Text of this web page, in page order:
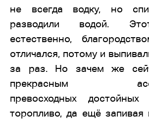
не всегда водку, но
разводили водой.
естественно,
отличался, потому и
за раз. Но зачем же
прекрасным
превосходных достойных
торопливо, да ещё запивая